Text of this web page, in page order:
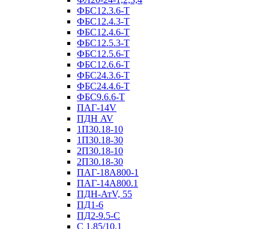
ФБС12.3.6-Т
ФБС12.4.3-Т
ФБС12.4.6-Т
ФБС12.5.3-Т
ФБС12.5.6-Т
ФБС12.6.6-Т
ФБС24.3.6-Т
ФБС24.4.6-Т
ФБС9.6.6-Т
ПАГ-14V
ПДН AV
1П30.18-10
1П30.18-30
2П30.18-10
2П30.18-30
ПАГ-18А800-1
ПАГ-14А800.1
ПДН-АтV, 55
ПД1-6
ПД2-9.5-С
С 1.85/10.1